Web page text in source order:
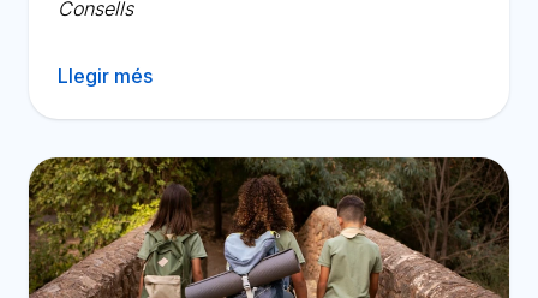
Consells
Llegir més